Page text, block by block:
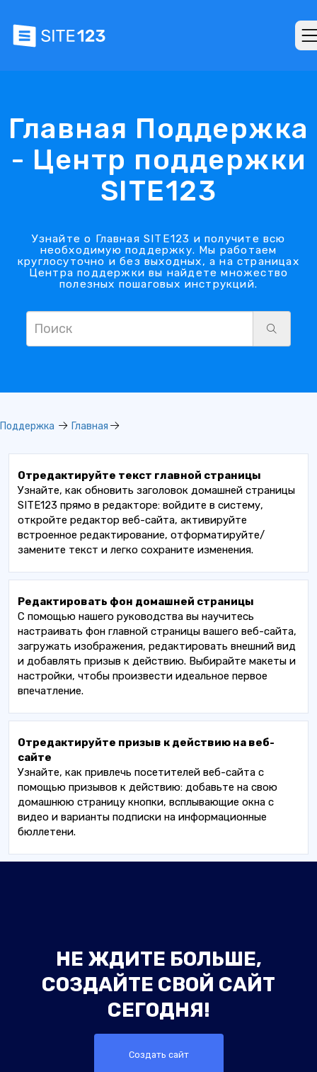
Главная Поддержка
- Центр поддержки
SITE123
Узнайте о Главная SITE123 и получите всю
необходимую поддержку. Мы работаем
круглосуточно и без выходных, а на страницах
Центра поддержки вы найдете множество
полезных пошаговых инструкций.
Поддержка Главная
Отредактируйте текст главной страницы
Узнайте, как обновить заголовок домашней страницы
SITE123 прямо в редакторе: войдите в систему,
откройте редактор веб-сайта, активируйте
встроенное редактирование, отформатируйте/
замените текст и легко сохраните изменения.
Редактировать фон домашней страницы
С помощью нашего руководства вы научитесь
настраивать фон главной страницы вашего веб-сайта,
загружать изображения, редактировать внешний вид
и добавлять призыв к действию. Выбирайте макеты и
настройки, чтобы произвести идеальное первое
впечатление.
Отредактируйте призыв к действию на веб-
сайте
Узнайте, как привлечь посетителей веб-сайта с
помощью призывов к действию: добавьте на свою
домашнюю страницу кнопки, всплывающие окна с
видео и варианты подписки на информационные
бюллетени.
НЕ ЖДИТЕ БОЛЬШЕ,
СОЗДАЙТЕ СВОЙ САЙТ
СЕГОДНЯ!
Создать сайт